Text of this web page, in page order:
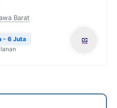
Barat
- 6 Juta